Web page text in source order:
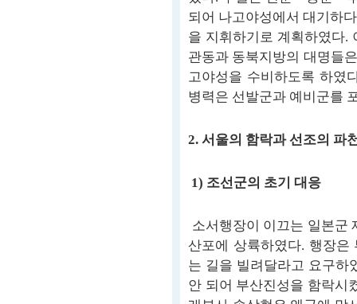
되어 나고야성에서 대기하
을 지휘하기로 계획하였다.
관동과 동북지방의 대명들
고야성을 수비하도록 하였
병력은 선발군과 예비군를
2. 서울의 함락과 선조의 파
1) 조선군의 초기 대응
소서행장이 이끄는 일본군
산포에 상륙하였다. 행장은
는 길을 빌려달라고 요구하
안 되어 부산진성을 함락시